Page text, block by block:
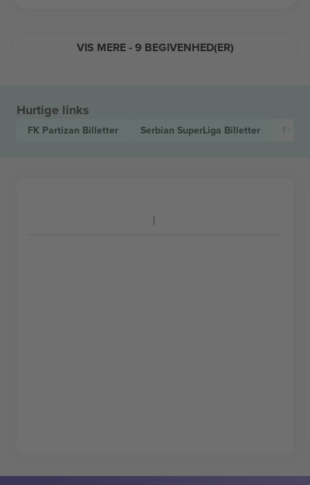
VIS MERE - 9 BEGIVENHED(ER)
Hurtige links
FK Partizan Billetter Serbian SuperLiga Billetter